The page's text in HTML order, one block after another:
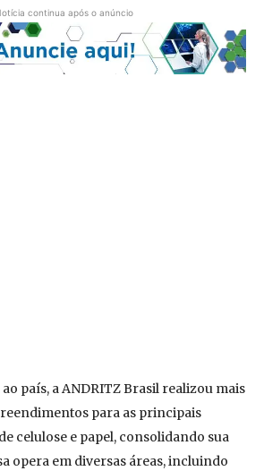
continua após o anúncio
país, a ANDRITZ Brasil realizou mais
para as principais
celulose e papel, consolidando sua
opera em diversas áreas, incluindo